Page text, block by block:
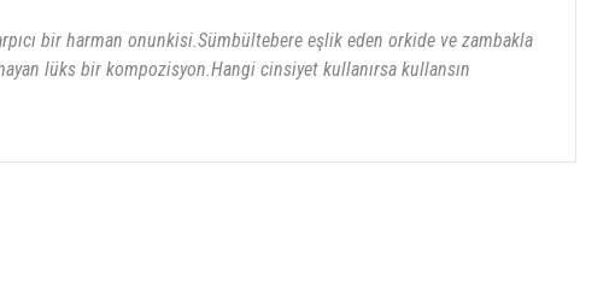
bir harman onunkisi.Sümbültebere eşlik eden orkide ve zambakla
lüks bir kompozisyon.Hangi cinsiyet kullanırsa kullansın